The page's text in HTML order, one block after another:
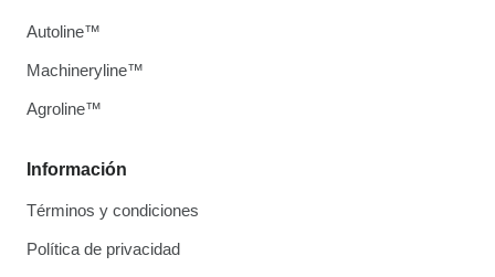
Información
Términos y condiciones
Política de privacidad
Autoline™
Machineryline™
Agroline™